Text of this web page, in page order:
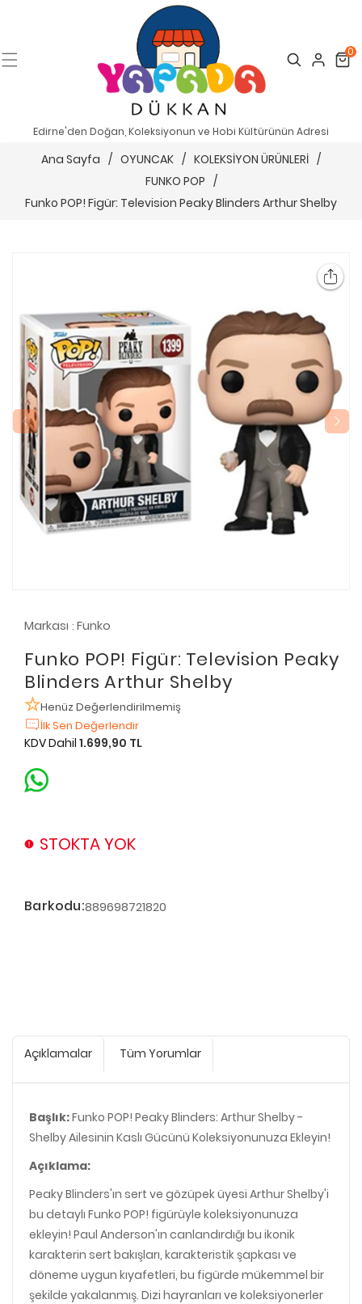
Search Cart
0
Edirne'den Doğan, Koleksiyonun ve Hobi Kültürünün Adresi
Ana Sayfa / OYUNCAK / KOLEKSİYON ÜRÜNLERİ /
FUNKO POP /
Funko POP! Figür: Television Peaky Blinders Arthur Shelby
Markası : Funko
Funko POP! Figür: Television Peaky
Blinders Arthur Shelby
Henüz Değerlendirilmemiş
İlk Sen Değerlendir
KDV Dahil 1.699,90 TL
STOKTA YOK
Barkodu:889698721820
Açıklamalar Tüm Yorumlar
Başlık:Funko POP! Peaky Blinders: Arthur Shelby -
Shelby Ailesinin Kaslı Gücünü Koleksiyonunuza Ekleyin!
Açıklama:
Peaky Blinders'ın sert ve gözüpek üyesi Arthur Shelby'i
bu detaylı Funko POP! figürüyle koleksiyonunuza
ekleyin! Paul Anderson'ın canlandırdığı bu ikonik
karakterin sert bakışları, karakteristik şapkası ve
döneme uygun kıyafetleri, bu figürde mükemmel bir
şekilde yakalanmış. Dizi hayranları ve koleksiyonerler